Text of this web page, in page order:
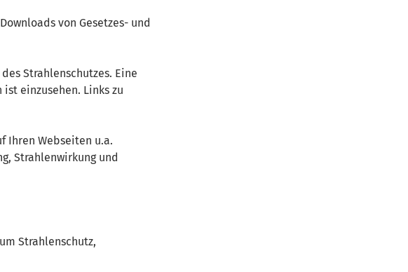
von Gesetzes- und
Strahlenschutzes. Eine
einzusehen. Links zu
Ihren Webseiten u.a.
Strahlenwirkung und
Strahlenschutz,